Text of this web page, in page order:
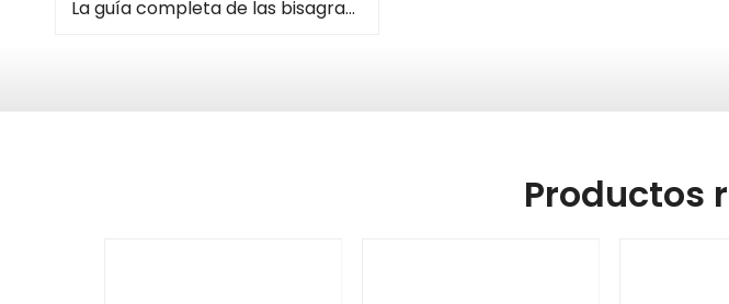
La guía completa de las bisagras de la puerta de la ducha: tipos, instalación y mantenimiento
Productos